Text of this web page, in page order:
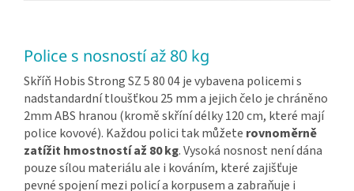
Police s nosností až 80 kg
Skříň Hobis Strong SZ 5 80 04 je vybavena policemi s
nadstandardní tloušťkou 25 mm a jejich čelo je chráněno
2mm ABS hranou (kromě skříní délky 120 cm, které mají
police kovové). Každou polici tak můžete rovnoměrně
zatížit hmostností až 80 kg. Vysoká nosnost není dána
pouze sílou materiálu ale i kováním, které zajišťuje
pevné spojení mezi policí a korpusem a zabraňuje i